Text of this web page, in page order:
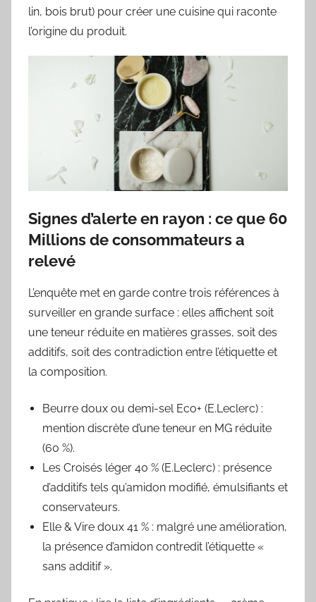
lin, bois brut) pour créer une cuisine qui raconte
l’origine du produit.
Signes d’alerte en rayon : ce que 60
Millions de consommateurs a
relevé
L’enquête met en garde contre trois références à
surveiller en grande surface : elles affichent soit
une teneur réduite en matières grasses, soit des
additifs, soit des contradiction entre l’étiquette et
la composition.
Beurre doux ou demi-sel Eco+ (E.Leclerc) :
mention discrète d’une teneur en MG réduite
(60 %).
Les Croisés léger 40 % (E.Leclerc) : présence
d’additifs tels qu’amidon modifié, émulsifiants et
conservateurs.
Elle & Vire doux 41 % : malgré une amélioration,
la présence d’amidon contredit l’étiquette «
sans additif ».